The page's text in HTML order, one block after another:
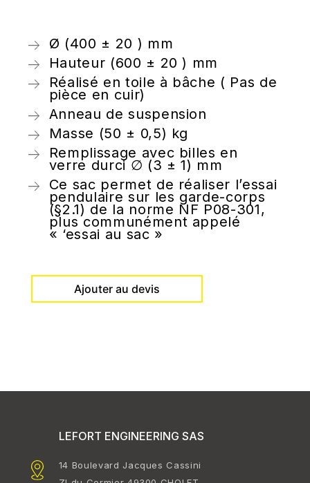
Ø (400 ± 20 ) mm
Hauteur (600 ± 20 ) mm
Réalisé en toile à bâche ( Pas de
pièce en cuir)
Anneau de suspension
Masse (50 ± 0,5) kg
Remplissage avec billes en
verre durci ∅ (3 ± 1) mm
Ce sac permet de réaliser l’essai
pendulaire sur les garde-corps
(§2.1) de la norme NF P08-301,
plus communément appelé
« ‘essai au sac »
Ajouter au devis
LEFORT ENGINEERING SAS
14 Boulevard Jacques Cassini